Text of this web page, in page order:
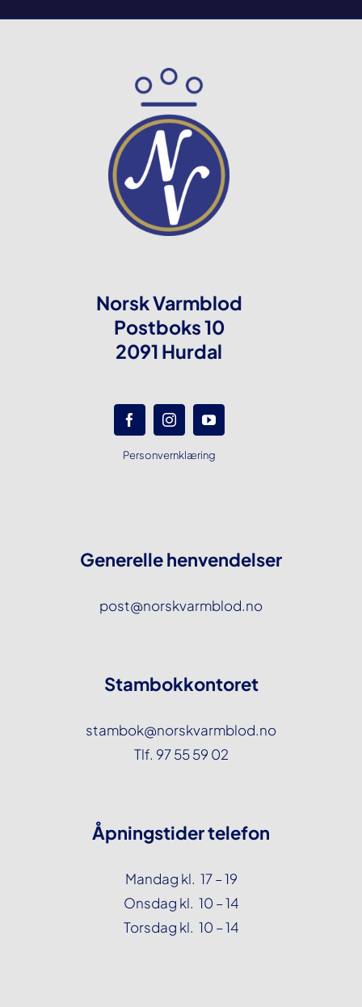
Norsk Varmblod
Postboks 10
2091 Hurdal
Personvernklæring
Generelle henvendelser
post@norskvarmblod.no
Stambokkontoret
stambok@norskvarmblod.no
Tlf. 97 55 59 02
Åpningstider telefon
Mandag kl. 17 – 19
Onsdag kl. 10 – 14
Torsdag kl. 10 – 14